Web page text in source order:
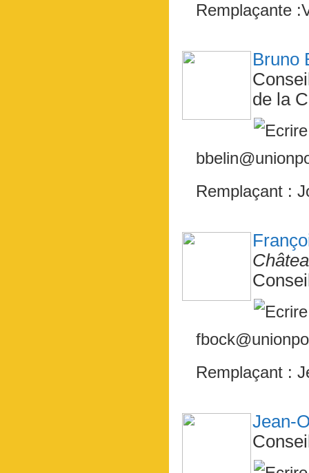
Remplaçante
Bruno
de la
Remplaçant :
Remplaçant :
Jean-